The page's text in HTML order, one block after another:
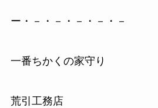
ー・－・－・－・－・－
一番ちかくの家守り
荒引工務店